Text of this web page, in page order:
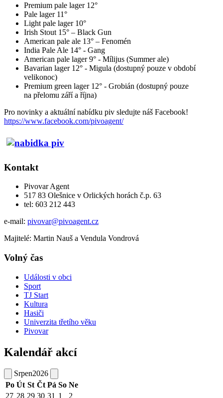
Premium pale lager 12°
Pale lager 11°
Light pale lager 10°
Irish Stout 15° – Black Gun
American pale ale 13° – Fenomén
India Pale Ale 14° - Gang
American pale lager 9° - Mílijus (Summer ale)
Bavarian lager 12° - Migula (dostupný pouze v období
velikonoc)
Premium green lager 12° - Grobián (dostupný pouze
na přelomu září a října)
Pro novinky a aktuální nabídku piv sledujte náš Facebook!
https://www.facebook.com/pivoagent/
Kontakt
Pivovar Agent
517 83 Olešnice v Orlických horách č.p. 63
tel: 603 212 443
e-mail: pivovar@pivoagent.cz
Majitelé: Martin Nauš a Vendula Vondrová
Volný čas
Události v obci
Sport
TJ Start
Kultura
Hasiči
Univerzita třetího věku
Pivovar
Kalendář akcí
Srpen2026
Po Út St Čt Pá So Ne
27 28 29 30 31 1 2